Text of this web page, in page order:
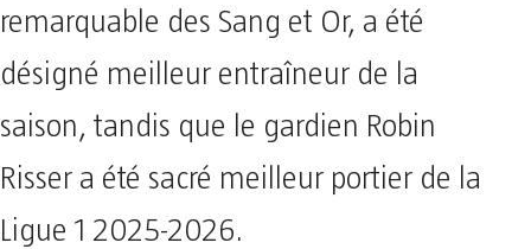
remarquable des Sang et Or, a été
désigné meilleur entraîneur de la
saison, tandis que le gardien Robin
Risser a été sacré meilleur portier de la
Ligue 1 2025-2026.